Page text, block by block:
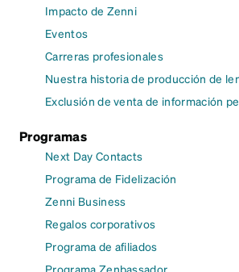
Impacto de Zenni
Eventos
Carreras profesionales
Nuestra historia de producción de
Exclusión de venta de información
Programas
Next Day Contacts
Programa de Fidelización
Zenni Business
Regalos corporativos
Programa de afiliados
Programa Zenbassador